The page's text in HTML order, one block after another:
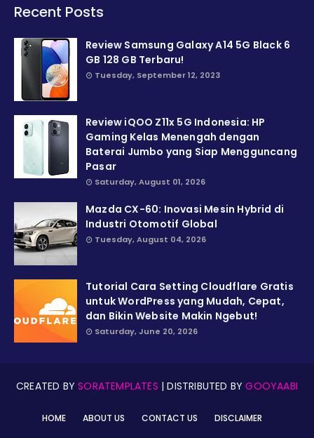
Recent Posts
Review Samsung Galaxy A14 5G Black 6
GB 128 GB Terbaru!
Tuesday, September 12, 2023
Review iQOO Z11x 5G Indonesia: HP
Gaming Kelas Menengah dengan
Baterai Jumbo yang Siap Mengguncang
Pasar
Saturday, August 01, 2026
Mazda CX-60: Inovasi Mesin Hybrid di
Industri Otomotif Global
Tuesday, August 04, 2026
Tutorial Cara Setting Cloudflare Gratis
untuk WordPress yang Mudah, Cepat,
dan Bikin Website Makin Ngebut!
Saturday, June 20, 2026
CREATED BYSORATEMPLATES | DISTRIBUTED BYGOOYAABI
HOME ABOUT US CONTACT US DISCLAIMER